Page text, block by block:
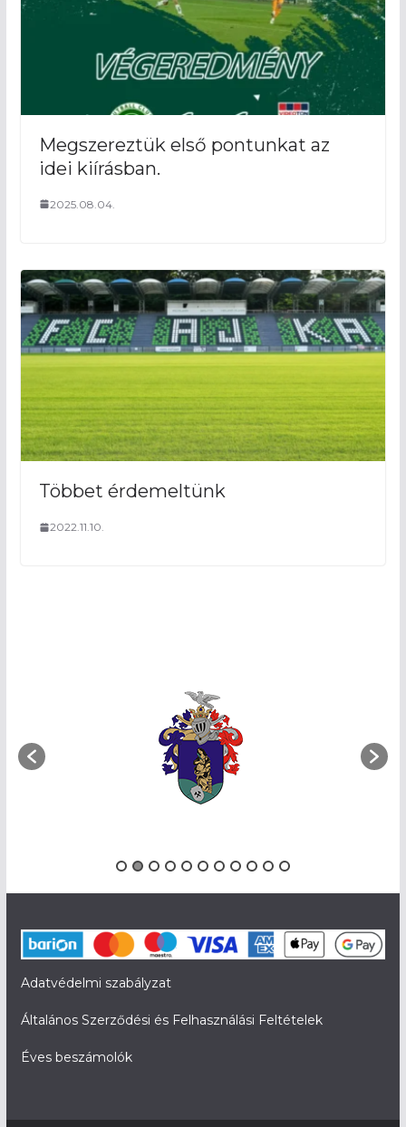
5′ Szép támadást vezettek
melynek végén Kocsis
Horváth kapuja mellé
1′Elkezdődött a mérkőzés
vendégek tiszta kékben
– 50′ Megvannak a
Megszereztük első pontunkat az
idei kiírásban.
2025.08.04.
Többet érdemeltünk
2022.11.10.
Adatvédelmi szabályzat
Általános Szerződési és Felhasználási Feltételek
Éves beszámolók